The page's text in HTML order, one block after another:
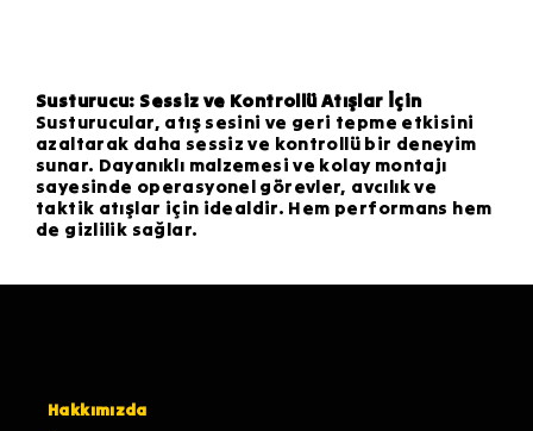
Susturucu: Sessiz ve Kontrollü Atışlar İçin
Susturucular, atış sesini ve geri tepme etkisini
azaltarak daha sessiz ve kontrollü bir deneyim
sunar. Dayanıklı malzemesi ve kolay montajı
sayesinde operasyonel görevler, avcılık ve
taktik atışlar için idealdir. Hem performans hem
de gizlilik sağlar.
Hakkımızda